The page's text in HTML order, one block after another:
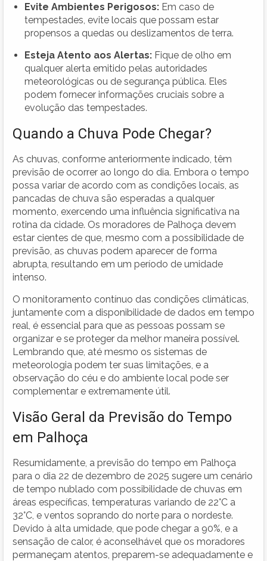
Evite Ambientes Perigosos: Em caso de
tempestades, evite locais que possam estar
propensos a quedas ou deslizamentos de terra.
Esteja Atento aos Alertas: Fique de olho em
qualquer alerta emitido pelas autoridades
meteorológicas ou de segurança pública. Eles
podem fornecer informações cruciais sobre a
evolução das tempestades.
Quando a Chuva Pode Chegar?
As chuvas, conforme anteriormente indicado, têm
previsão de ocorrer ao longo do dia. Embora o tempo
possa variar de acordo com as condições locais, as
pancadas de chuva são esperadas a qualquer
momento, exercendo uma influência significativa na
rotina da cidade. Os moradores de Palhoça devem
estar cientes de que, mesmo com a possibilidade de
previsão, as chuvas podem aparecer de forma
abrupta, resultando em um período de umidade
intenso.
O monitoramento contínuo das condições climáticas,
juntamente com a disponibilidade de dados em tempo
real, é essencial para que as pessoas possam se
organizar e se proteger da melhor maneira possível.
Lembrando que, até mesmo os sistemas de
meteorologia podem ter suas limitações, e a
observação do céu e do ambiente local pode ser
complementar e extremamente útil.
Visão Geral da Previsão do Tempo
em Palhoça
Resumidamente, a previsão do tempo em Palhoça
para o dia 22 de dezembro de 2025 sugere um cenário
de tempo nublado com possibilidade de chuvas em
áreas específicas, temperaturas variando de 22°C a
32°C, e ventos soprando do norte para o nordeste.
Devido à alta umidade, que pode chegar a 90%, e a
sensação de calor, é aconselhável que os moradores
permaneçam atentos, preparem-se adequadamente e